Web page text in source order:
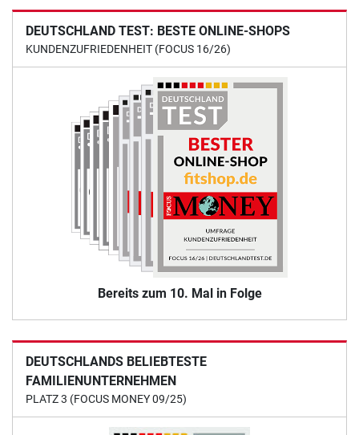
DEUTSCHLAND TEST: BESTE ONLINE-SHOPS
KUNDENZUFRIEDENHEIT (FOCUS 16/26)
Bereits zum 10. Mal in Folge
DEUTSCHLANDS BELIEBTESTE
FAMILIENUNTERNEHMEN
PLATZ 3 (FOCUS MONEY 09/25)